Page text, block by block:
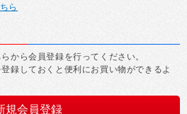
ら
から会員登録を行ってください。
録しておくと便利にお買い物ができるよ